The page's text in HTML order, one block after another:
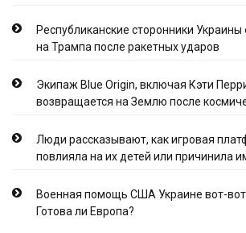
Республиканские сторонники
на Трампа после ракетных ударов
Экипаж Blue Origin, включая Кэти
возвращается на Землю после
Люди рассказывают, как игровая
повлияла на их детей или причинила
Военная помощь США Украине вот-вот
Готова ли Европа?